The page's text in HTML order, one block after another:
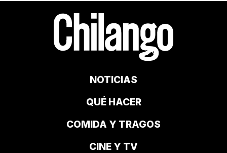
NOTICIAS
QUÉ HACER
COMIDA Y TRAGOS
CINE Y TV